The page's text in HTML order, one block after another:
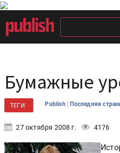
Бумажные
ТЕГИ Publish |Последняя
27 октября 2008 г. 4176